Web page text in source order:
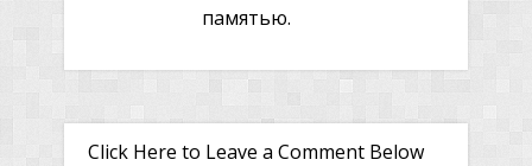
памятью.
Click Here to Leave a Comment Below